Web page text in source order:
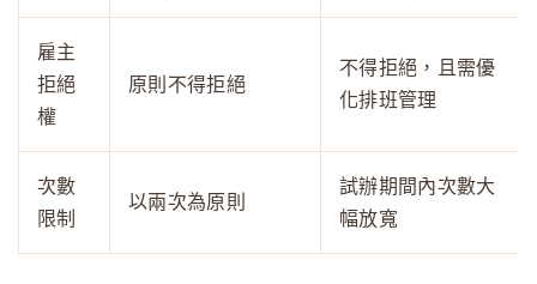
雇主
拒絕
權
原則不得拒絕
不得拒絕，且需優
化排班管理
次數
限制
以兩次為原則
試辦期間內次數大
幅放寬